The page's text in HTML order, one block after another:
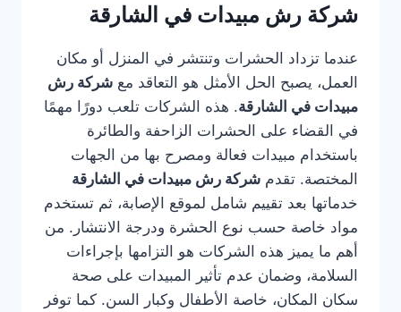
شركة رش مبيدات في الشارقة
عندما تزداد الحشرات وتنتشر في المنزل أو مكان
العمل، يصبح الحل الأمثل هو التعاقد مع شركة رش
مبيدات في الشارقة. هذه الشركات تلعب دورًا مهمًا
في القضاء على الحشرات الزاحفة والطائرة
باستخدام مبيدات فعالة ومصرح بها من الجهات
المختصة. تقدم شركة رش مبيدات في الشارقة
خدماتها بعد تقييم شامل لموقع الإصابة، ثم تستخدم
مواد خاصة حسب نوع الحشرة ودرجة الانتشار. من
أهم ما يميز هذه الشركات هو التزامها بإجراءات
السلامة، وضمان عدم تأثير المبيدات على صحة
سكان المكان، خاصة الأطفال وكبار السن. كما توفر